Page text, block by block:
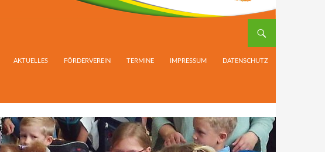
AKTUELLES FÖRDERVEREIN TERMINE IMPRESSUM DATENSCHUTZ